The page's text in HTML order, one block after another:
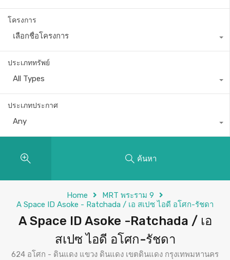
โครงการ
เลือกชื่อโครงการ
ประเภททรัพย์
All Types
ประเภทประกาศ
Any
ค้นหา
Home
MRT พระราม 9
A Space ID Asoke - Ratchada / เอ สเปซ ไอดี อโศก-รัชดา
A Space ID Asoke -Ratchada / เอ
สเปซ ไอดี อโศก-รัชดา
624 อโศก - ดินแดง แขวง ดินแดง เขตดินแดง กรุงเทพมหานคร